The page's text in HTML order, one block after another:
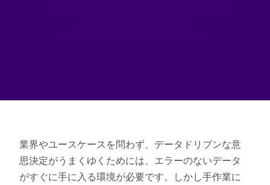
業界やユースケースを問わず、データドリブンな意
思決定がうまくゆくためには、エラーのないデータ
がすぐに手に入る環境が必要です。しかし手作業に